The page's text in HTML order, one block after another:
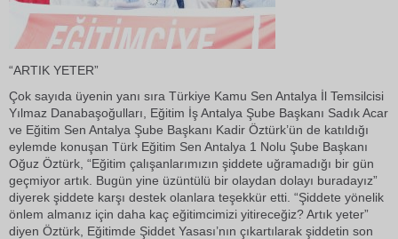
“ARTIK YETER”
Çok sayıda üyenin yanı sıra Türkiye Kamu Sen Antalya İl Temsilcisi
Yılmaz Danabaşoğulları, Eğitim İş Antalya Şube Başkanı Sadık Acar
ve Eğitim Sen Antalya Şube Başkanı Kadir Öztürk’ün de katıldığı
eylemde konuşan Türk Eğitim Sen Antalya 1 Nolu Şube Başkanı
Oğuz Öztürk, “Eğitim çalışanlarımızın şiddete uğramadığı bir gün
geçmiyor artık. Bugün yine üzüntülü bir olaydan dolayı buradayız”
diyerek şiddete karşı destek olanlara teşekkür etti. “Şiddete yönelik
önlem almanız için daha kaç eğitimcimizi yitireceğiz? Artık yeter”
diyen Öztürk, Eğitimde Şiddet Yasası’nın çıkartılarak şiddetin son